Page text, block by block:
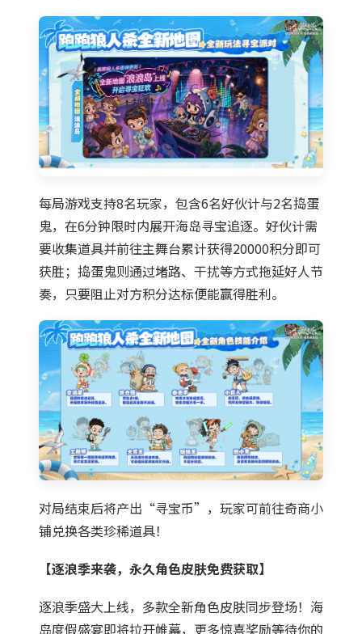
每局游戏支持8名玩家，包含6名好伙计与2名捣蛋
鬼，在6分钟限时内展开海岛寻宝追逐。好伙计需
要收集道具并前往主舞台累计获得20000积分即可
获胜；捣蛋鬼则通过堵路、干扰等方式拖延好人节
奏，只要阻止对方积分达标便能赢得胜利。
对局结束后将产出“寻宝币”，玩家可前往奇商小
铺兑换各类珍稀道具！
【逐浪季来袭，永久角色皮肤免费获取】
逐浪季盛大上线，多款全新角色皮肤同步登场！海
岛度假盛宴即将拉开帷幕，更多惊喜奖励等待你的